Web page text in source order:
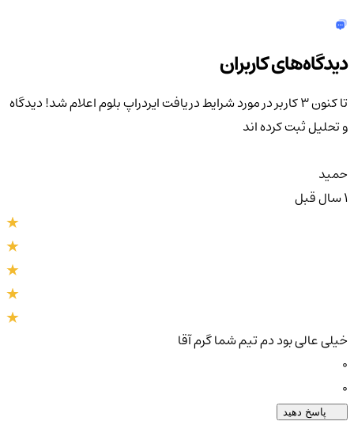
دیدگاه‌های کاربران
تا کنون 3 کاربر در مورد شرایط دریافت ایردراپ بلوم اعلام شد!دیدگاه
و تحلیل ثبت کرده اند
حمید
خیلی عالی بود دم تیم شما گرم آقا
پاسخ دهید